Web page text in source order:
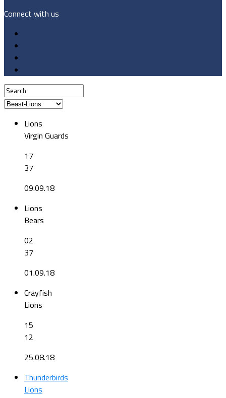
Connect with us
Lions
Virgin Guards
17
37
09.09.18
Lions
Bears
02
37
01.09.18
Crayfish
Lions
15
12
25.08.18
Thunderbirds
Lions